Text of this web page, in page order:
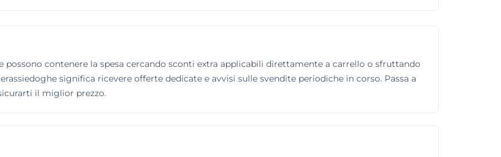
possono contenere la spesa cercando sconti extra applicabili direttamente a carrello o sfruttando
significa ricevere offerte dedicate e avvisi sulle svendite periodiche in corso. Passa a
il miglior prezzo.